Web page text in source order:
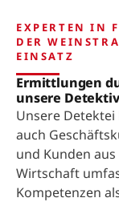
EXPERTEN IN
DER
INSATZ
Ermittlungen
unsere
Unsere
auch
und Kunden
Wirtschaft
Kompetenzen